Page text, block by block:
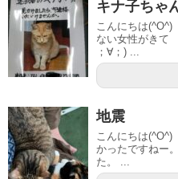
キナ子ちゃ
こんにちは
ない女性がきて
；∀；) ...
地震
こんにちは
かったですねー
た。 ...